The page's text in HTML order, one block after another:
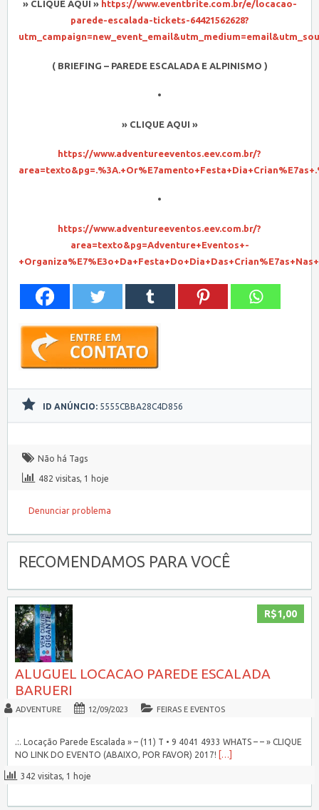
» CLIQUE AQUI » https://www.eventbrite.com.br/e/locacao-
parede-escalada-tickets-64421562628?
( BRIEFING – PAREDE ESCALADA E ALPINISMO )
•
» CLIQUE AQUI »
https://www.adventureeventos.eev.com.br/?
•
https://www.adventureeventos.eev.com.br/?
area=texto&pg=Adventure+Eventos+-
ID ANÚNCIO: 5555CBBA28C4D856
Não há Tags
482 visitas, 1 hoje
Denunciar problema
RECOMENDAMOS PARA VOCÊ
R$1,00
ALUGUEL LOCACAO PAREDE ESCALADA
BARUERI
ADVENTURE 12/09/2023 FEIRAS E EVENTOS
.:. Locação Parede Escalada » – (11) T • 9 4041 4933 WHATS – – » CLIQUE
NO LINK DO EVENTO (ABAIXO, POR FAVOR) 2017!
[…]
342 visitas, 1 hoje